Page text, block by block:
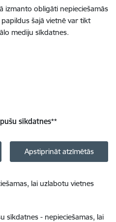
izmanto obligāti nepieciešamās
šajā vietnē var tikt
mediju sīkdatnes.
sīkdatnes**
Apstiprināt atzīmētās
lai uzlabotu vietnes
sīkdatnes - nepieciešamas, lai